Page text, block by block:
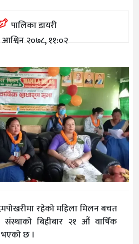
पालिका डायरी
आश्विन २०७८, ११:०२
रहेको महिला मिलन बचत
बिहीबार २१ औं वार्षिक
छ ।